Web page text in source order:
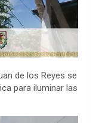
de los Reyes se
para iluminar las